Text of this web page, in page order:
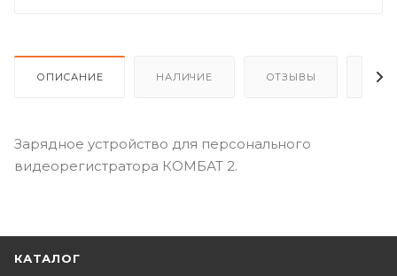
ОПИСАНИЕ НАЛИЧИЕ ОТЗЫВЫ
Зарядное устройство для персонального
видеорегистратора КОМБАТ 2.
КАТАЛОГ